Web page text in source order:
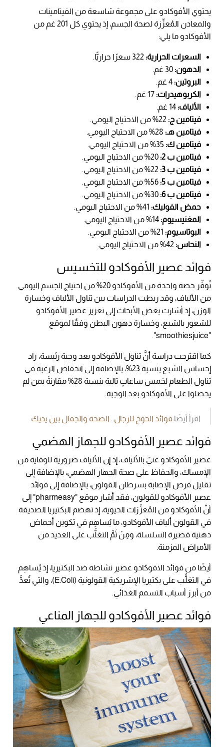
يحتوي الأفوكادو على مجموعة شاسعة من الفيتامينات
والمعادن المُعزِّزة لصحة الجسم، إذ يحتوي كل 201 غم من
الأفوكادو ما يلي:
السعرات الحرارية:
الدهون:
البروتين:4 غم.
الكربوهيدرات:
الألياف:14 غم.
فيتامين ج:
فيتامين هـ:
فيتامين ك:
فيتامين ب 2:
20% من الاحتياج اليومي.
فيتامين ب 3:
فيتامين ب 5:
فيتامين ب 6:
30% من الاحتياج اليومي.
حمض الفوليك:
المغنيسيوم:14% من الاحتياج اليومي.
البوتاسيوم:
النحاس:
فوائد عصير الأفوكادو للتخسيس
تُوفِّر حصة واحدة من الأفوكادو 20% من احتياج الجسم اليومي
من الألياف، وقد ربطت الدراسات بين تناول الألياف وخسارة
الوزن، إذ أشارت بعض الأبحاث إلى تعزيز عصير الأفوكادو
للشعور بالشبع، وخسارة دهون البطن وفقًا لموقع
"smoothiesjuice".
كما اقترحت دراسة أنَّ تناول الأفوكادو بعد وجبة رئيسة، زاد
إحساس الشبع بنسبة 23%، بالإضافة إلى انخفاض الرغبة في
تناول الطعام لخمس ساعاتٍ تالية بنسبة 28% مقارنةً بمن لم
يحصلوا على الأفوكادو بعد الوجبة.
اقرأ أيضًا:فوائد الخوخ للرجال.. الصحة والجمال بين يديك
فوائد عصير الأفوكادو للجهاز الهضمي
عصير الأفوكادو غنيٌ بالألياف، إذ إن الألياف ضرورية للوقاية من
الإمساك، والحفاظ على صحة الجهاز الهضمي، بالإضافة إلى
تقليل فرص الإصابة بسرطان القولون، بالإضافة إلى فوائد
عصير الأفوكادو للقولون، فقد أشار موقع "pharmeasy" إلى
أنَّ الأفوكادو من المُعزِّزات الحيوية، إذ تهضم البكتيريا الصديقة
في القولون ألياف الأفوكادو، ما يُساهِم في تكوين أحماض
دهنية قصيرة السلسلة، ومِنْ ثَمَّ التغلُّب على العديد من
الأمراض المزمنة.
أيضًا من فوائد الافوكادو عصير نشاطه ضد البكتيريا، إذ يُساهِم
في التغلُّب على بكتيريا الإشريكية القولونية (E.Coli)، والتي تُعدُّ
من أبرز أسباب التسمم الغذائي.
فوائد عصير الأفوكادو للجهاز المناعي